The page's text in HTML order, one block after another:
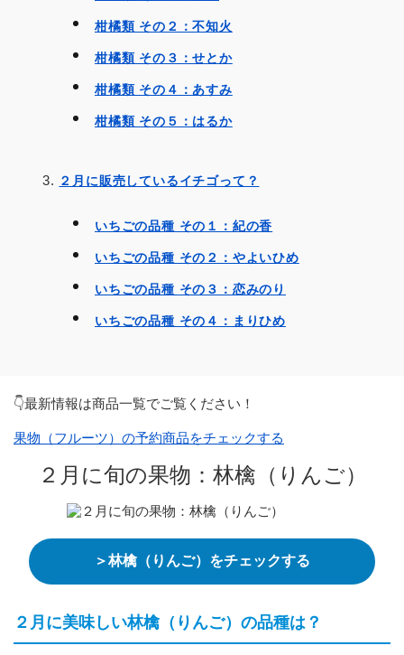
柑橘類 その２：不知火
柑橘類 その３：せとか
柑橘類 その４：あすみ
柑橘類 その５：はるか
２月に販売しているイチゴって？
いちごの品種 その１：紀の香
いちごの品種 その２：やよいひめ
いちごの品種 その３：恋みのり
いちごの品種 その４：まりひめ
👇最新情報は商品一覧でご覧ください！
果物（フルーツ）の予約商品をチェックする
２月に旬の果物：林檎（りんご）
＞林檎（りんご）をチェックする
２月に美味しい林檎（りんご）の品種は？